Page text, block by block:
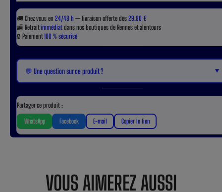
🚚 Chez vous en 24/48 h — livraison offerte dès29,90 €
🏬 Retraitimmédiatdans nos boutiques de Rennes et alentours
🔒 Paiement100 % sécurisé
💬 Une question sur ce produit ? ▼
Partager ce produit :
WhatsApp Facebook E-mail Copier le lien
VOUS AIMEREZ AUSSI